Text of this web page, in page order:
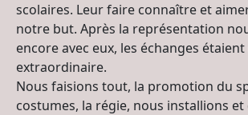
scolaires. Leur faire connaître et
notre but. Après la représentation
encore avec eux, les échanges étaient
extraordinaire.
Nous faisions tout, la promotion du
costumes, la régie, nous installions